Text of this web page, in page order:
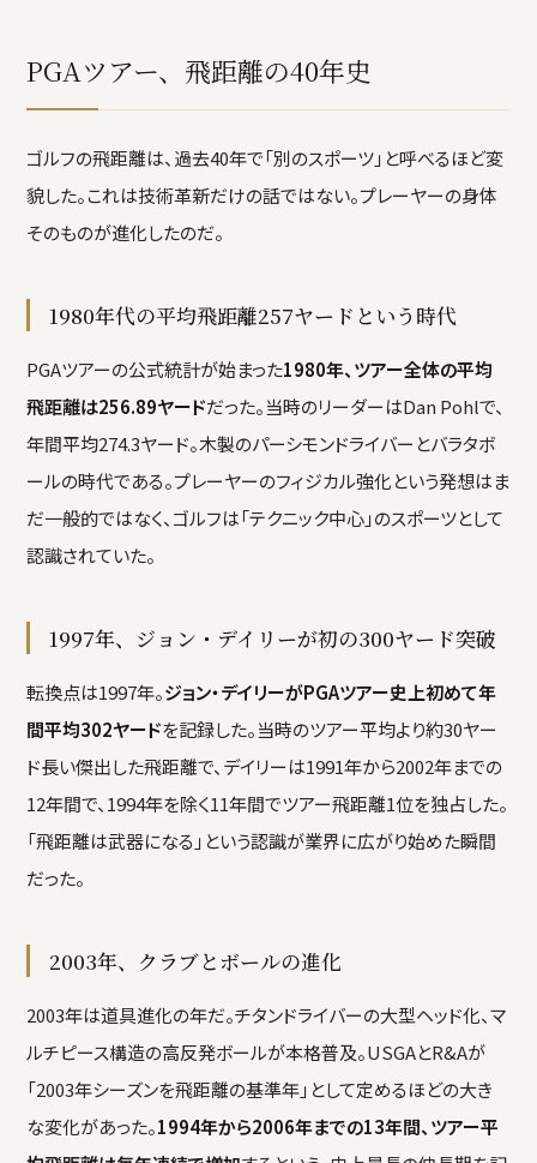
PGAツアー、飛距離の40年史
ゴルフの飛距離は、過去40年で「別のスポーツ」と呼べるほど変
貌した。これは技術革新だけの話ではない。プレーヤーの身体
そのものが進化したのだ。
1980年代の平均飛距離257ヤードという時代
PGAツアーの公式統計が始まった1980年、ツアー全体の平均
飛距離は256.89ヤードだった。当時のリーダーはDan Pohlで、
年間平均274.3ヤード。木製のパーシモンドライバーとバラタボ
ールの時代である。プレーヤーのフィジカル強化という発想はま
だ一般的ではなく、ゴルフは「テクニック中心」のスポーツとして
認識されていた。
1997年、ジョン・デイリーが初の300ヤード突破
転換点は1997年。ジョン・デイリーがPGAツアー史上初めて年
間平均302ヤードを記録した。当時のツアー平均より約30ヤー
ド長い傑出した飛距離で、デイリーは1991年から2002年までの
12年間で、1994年を除く11年間でツアー飛距離1位を独占した。
「飛距離は武器になる」という認識が業界に広がり始めた瞬間
だった。
2003年、クラブとボールの進化
2003年は道具進化の年だ。チタンドライバーの大型ヘッド化、マ
ルチピース構造の高反発ボールが本格普及。USGAとR&Aが
「2003年シーズンを飛距離の基準年」として定めるほどの大き
な変化があった。1994年から2006年までの13年間、ツアー平